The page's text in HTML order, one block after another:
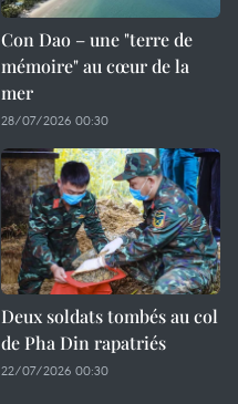
Con Dao – une "terre de
mémoire" au cœur de la
mer
28/07/2026 00:30
Deux soldats tombés au col
de Pha Din rapatriés
22/07/2026 00:30